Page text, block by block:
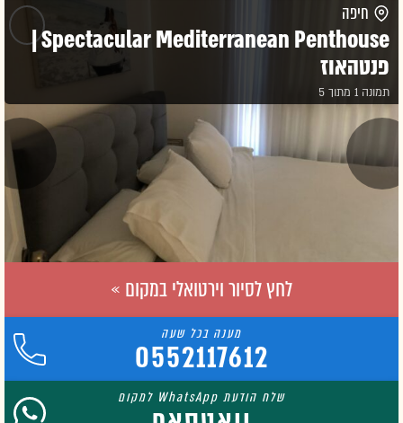
חיפה
Spectacular Mediterranean Penthouse |
פנטהאוז
תמונה 1 מתוך 5
לחץ לסיור וירטואלי במקום »
0552117612